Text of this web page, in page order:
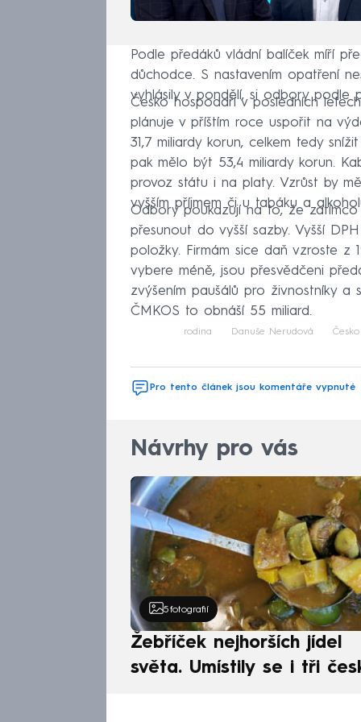
Podle předáků vládní balíček míří
důchodce. S nastavením opatření
vyhlásily v pondělí, si odbory podle
Česko hospodaří v posledních
plánuje v příštím roce uspořit na
31,7 miliardy korun, celkem tedy
pak mělo být 53,4 miliardy korun.
provoz státu i na platy. Vzrůst by
vyšším příjmem či u tabáku a
Odbory poukazují na to, že
přesunout do vyšší sazby. Vyšší
položky. Firmám sice daň vzroste
vybere méně, jsou přesvědčeni
zvýšením paušálů pro živnostníky a
ČMKOS to obnáší 55 miliard.
rodina Danuše Nerudová Česko
Pro tento článek jsou komentáře vypnuté
Návrhy pro vás
5 fotografií
Žebříček nejhorších jídel
světa. Umístily se i tři